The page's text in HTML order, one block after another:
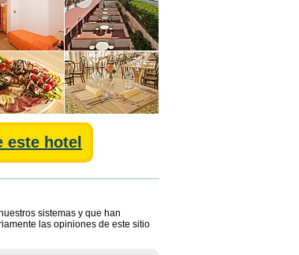
hotel
sistemas y que han
las opiniones de este sitio